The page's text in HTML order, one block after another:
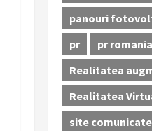
panouri
pr
pr romania
Realitatea
Realitatea
site